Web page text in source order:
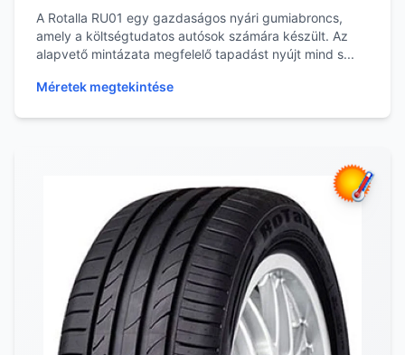
A Rotalla RU01 egy gazdaságos nyári gumiabroncs,
amely a költségtudatos autósok számára készült. Az
alapvető mintázata megfelelő tapadást nyújt mind s...
Méretek megtekintése